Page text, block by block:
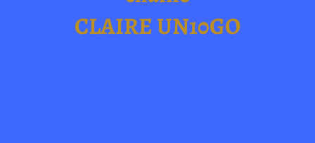
CLAIRE UN10GO